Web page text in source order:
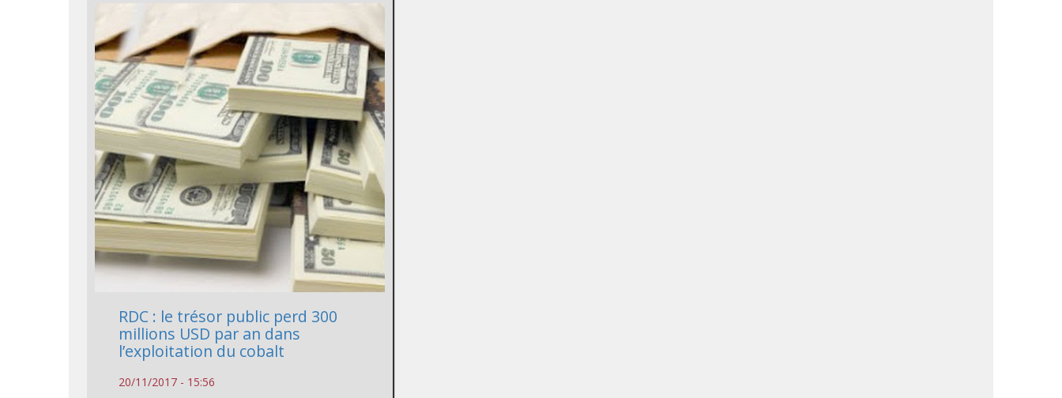
RDC : le trésor public perd 300
millions USD par an dans
l’exploitation du cobalt
20/11/2017 - 15:56